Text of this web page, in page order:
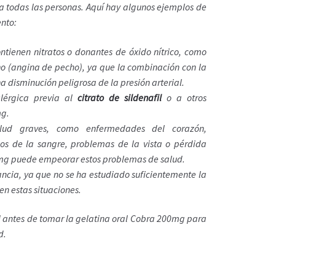
las personas. Aquí hay algunos ejemplos de
nitratos o donantes de óxido nítrico, como
(angina de pecho), ya que la combinación con la
disminución peligrosa de la presión arterial.
previa alcitrato de sildenafilo a otros
graves, como enfermedades del corazón,
de la sangre, problemas de la vista o pérdida
puede empeorar estos problemas de salud.
ya que no se ha estudiado suficientemente la
estas situaciones.
de tomar la gelatina oral Cobra 200mg para